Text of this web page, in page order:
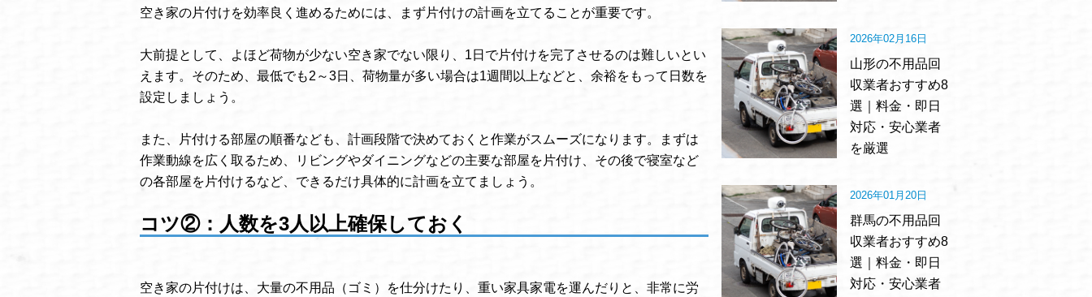
空き家の片付けを効率良く進めるためには、まず片付けの計画を立てることが重要です。
大前提として、よほど荷物が少ない空き家でない限り、1日で片付けを完了させるのは難しいとい
えます。そのため、最低でも2～3日、荷物量が多い場合は1週間以上などと、余裕をもって日数を
設定しましょう。
また、片付ける部屋の順番なども、計画段階で決めておくと作業がスムーズになります。まずは
作業動線を広く取るため、リビングやダイニングなどの主要な部屋を片付け、その後で寝室など
の各部屋を片付けるなど、できるだけ具体的に計画を立てましょう。
コツ②：人数を3人以上確保しておく
空き家の片付けは、大量の不用品（ゴミ）を仕分けたり、重い家具家電を運んだりと、非常に労
2026年02月16日
山形の不用品回
収業者おすすめ8
選｜料金・即日
対応・安心業者
を厳選
2026年01月20日
群馬の不用品回
収業者おすすめ8
選｜料金・即日
対応・安心業者